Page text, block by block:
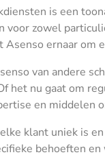
is een
voor zowel
ernaar om
van andere
het nu gaat om
en middelen
klant uniek is
behoeften